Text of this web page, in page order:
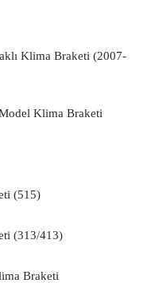
Klima Braketi (2007-
Klima Braketi
(515)
(313/413)
Braketi